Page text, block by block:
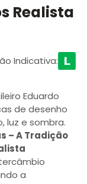
Realista
Indicativa:
Eduardo
de desenho
luz e sombra.
– A Tradição
a